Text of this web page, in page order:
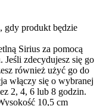
produkt będzie
Sirius za pomocą
Jeśli zdecydujesz się go
również użyć go do
włączy się o wybranej
2, 4, 6 lub 8 godzin.
10,5 cm